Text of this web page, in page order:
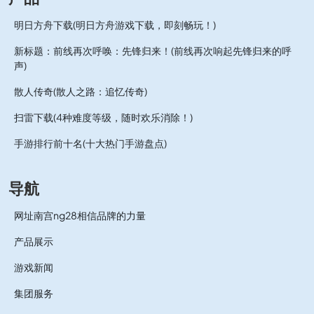
明日方舟下载(明日方舟游戏下载，即刻畅玩！)
新标题：前线再次呼唤：先锋归来！(前线再次响起先锋归来的呼
声)
散人传奇(散人之路：追忆传奇)
扫雷下载(4种难度等级，随时欢乐消除！)
手游排行前十名(十大热门手游盘点)
导航
网址南宫ng28相信品牌的力量
产品展示
游戏新闻
集团服务